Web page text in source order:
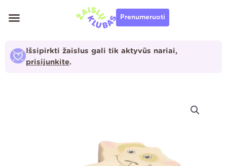
prie
Prenumeruoti
Išsipirkti žaislus gali tik aktyvūs nariai,
prisijunkite.